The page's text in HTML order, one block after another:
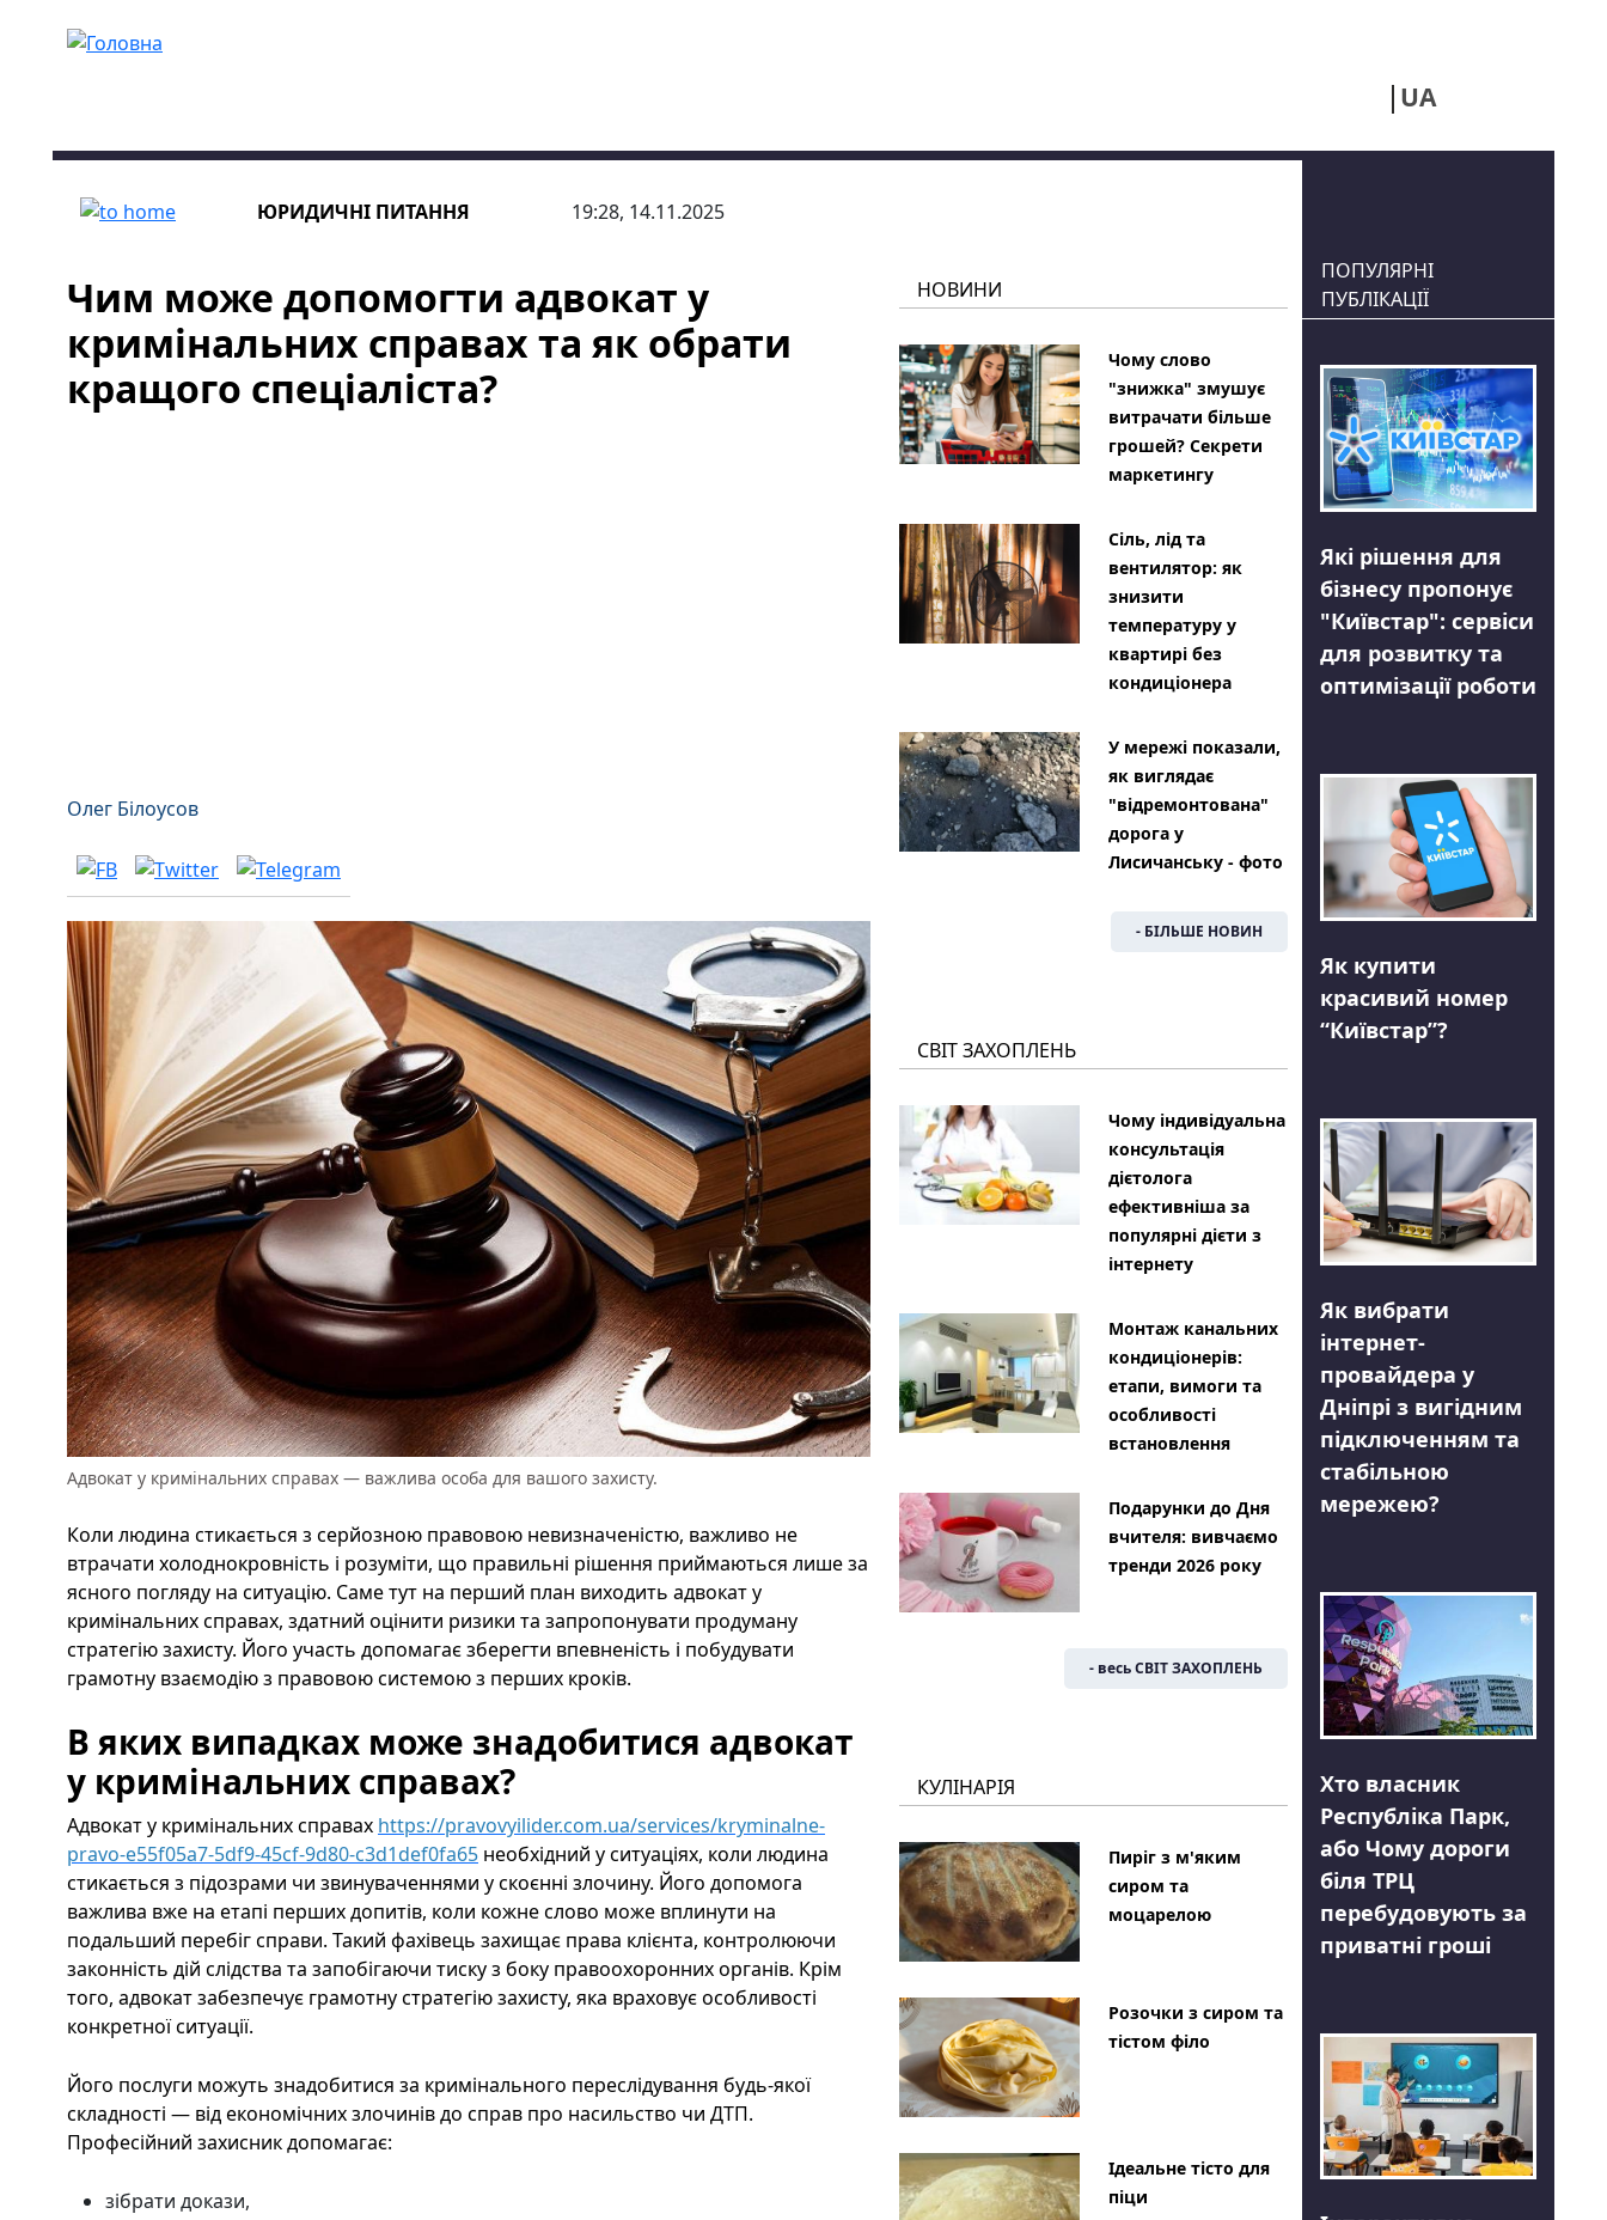
UA
ЮРИДИЧНІ ПИТАННЯ 19:28, 14.11.2025
Чим може допомогти адвокат у
кримінальних справах та як обрати
кращого спеціаліста?
Олег Білоусов
Адвокат у кримінальних справах — важлива особа для вашого захисту.
Коли людина стикається з серйозною правовою невизначеністю, важливо не
втрачати холоднокровність і розуміти, що правильні рішення приймаються лише за
ясного погляду на ситуацію. Саме тут на перший план виходить адвокат у
кримінальних справах, здатний оцінити ризики та запропонувати продуману
стратегію захисту. Його участь допомагає зберегти впевненість і побудувати
грамотну взаємодію з правовою системою з перших кроків.
В яких випадках може знадобитися адвокат
у кримінальних справах?
Адвокат у кримінальних справах https://pravovyilider.com.ua/services/kryminalne-
pravo-e55f05a7-5df9-45cf-9d80-c3d1def0fa65 необхідний у ситуаціях, коли людина
стикається з підозрами чи звинуваченнями у скоєнні злочину. Його допомога
важлива вже на етапі перших допитів, коли кожне слово може вплинути на
подальший перебіг справи. Такий фахівець захищає права клієнта, контролюючи
законність дій слідства та запобігаючи тиску з боку правоохоронних органів. Крім
того, адвокат забезпечує грамотну стратегію захисту, яка враховує особливості
конкретної ситуації.
Його послуги можуть знадобитися за кримінального переслідування будь-якої
складності — від економічних злочинів до справ про насильство чи ДТП.
Професійний захисник допомагає:
зібрати докази,
НОВИНИ
Чому слово
"знижка" змушує
витрачати більше
грошей? Секрети
маркетингу
Сіль, лід та
вентилятор: як
знизити
температуру у
квартирі без
кондиціонера
У мережі показали,
як виглядає
"відремонтована"
дорога у
Лисичанську - фото
- БІЛЬШЕ НОВИН
СВІТ ЗАХОПЛЕНЬ
Чому індивідуальна
консультація
дієтолога
ефективніша за
популярні дієти з
інтернету
Монтаж канальних
кондиціонерів:
етапи, вимоги та
особливості
встановлення
Подарунки до Дня
вчителя: вивчаємо
тренди 2026 року
- весь СВІТ ЗАХОПЛЕНЬ
КУЛІНАРІЯ
Пиріг з м'яким
сиром та
моцарелою
Розочки з сиром та
тістом філо
Ідеальне тісто для
піци
ПОПУЛЯРНІ
ПУБЛІКАЦІЇ
Які рішення для
бізнесу пропонує
"Київстар": сервіси
для розвитку та
оптимізації роботи
Як купити
красивий номер
“Київстар”?
Як вибрати
інтернет-
провайдера у
Дніпрі з вигідним
підключенням та
стабільною
мережею?
Хто власник
Республіка Парк,
або Чому дороги
біля ТРЦ
перебудовують за
приватні гроші